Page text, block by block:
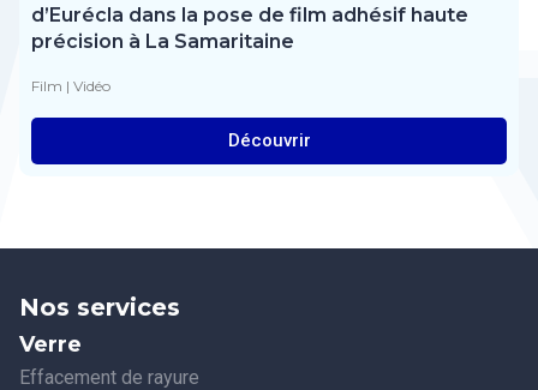
d’Eurécla dans la pose de film adhésif haute
précision à La Samaritaine
Film | Vidéo
Découvrir
Nos services
Verre
Effacement de rayure